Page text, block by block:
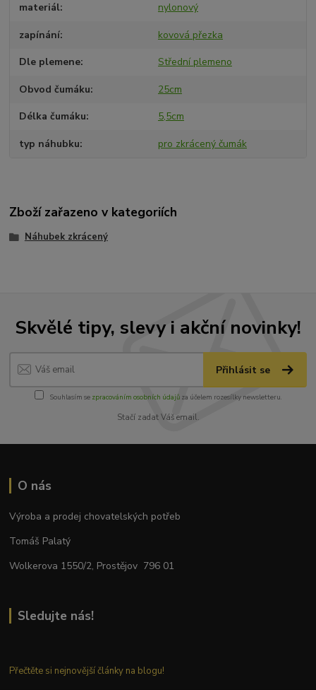
materiál nylonový
zapínání kovová přezka
Dle plemene Střední plemeno
Obvod čumáku 25cm
Délka čumáku 5,5cm
typ náhubku pro zkrácený čumák
Zboží zařazeno v kategoriích
Náhubek zkrácený
Skvělé tipy, slevy i akční novinky!
Přihlásit se
Souhlasím se zpracováním osobních údajůza účelem rozesílky newsletteru.
Stačí zadat Váš email.
O nás
Výroba a prodej chovatelských potřeb
Tomáš Palatý
Wolkerova 1550/2, Prostějov 796 01
Sledujte nás!
Přečtěte si nejnovější články na blogu!